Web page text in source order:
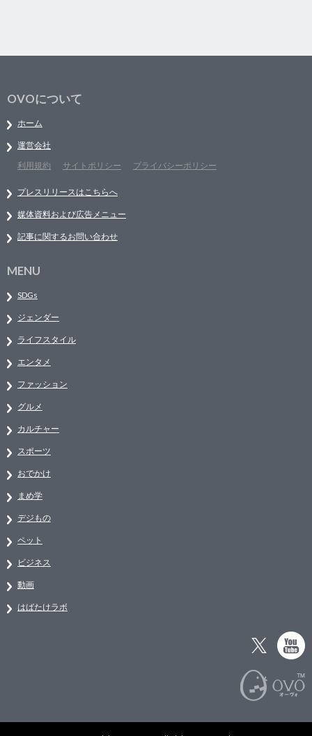
OVOについて
ホーム
運営会社
利用規約
サイトポリシー プライバシーポリシー
プレスリリースはこちらへ
媒体資料および広告メニュー
記事に関するお問い合わせ
MENU
SDGs
ジェンダー
ライフスタイル
エンタメ
ファッション
グルメ
カルチャー
スポーツ
おでかけ
まめ学
デジもの
ペット
ビジネス
動画
はばたけラボ